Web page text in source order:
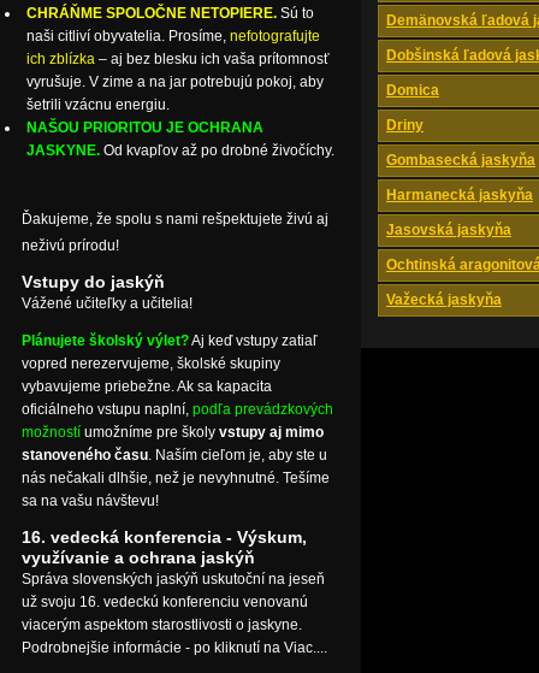
Demänovská ľadová
Dobšinská ľadová
Domica
Driny
Gombasecká jaskyňa
Harmanecká jaskyňa
Jasovská jaskyňa
Ochtinská
Važecká jaskyňa
CHRÁŇME SPOLOČNE NETOPIERE. Sú to
naši citliví obyvatelia. Prosíme, nefotografujte
ich zblízka – aj bez blesku ich vaša prítomnosť
vyrušuje. V zime a na jar potrebujú pokoj, aby
šetrili vzácnu energiu.
NAŠOU PRIORITOU JE OCHRANA
JASKYNE. Od kvapľov až po drobné živočíchy.
Ďakujeme, že spolu s nami rešpektujete živú aj
neživú prírodu!
Vstupy do jaskýň
Vážené učiteľky a učitelia!
Plánujete školský výlet?Aj keď vstupy zatiaľ
vopred nerezervujeme, školské skupiny
vybavujeme priebežne. Ak sa kapacita
oficiálneho vstupu naplní, podľa prevádzkových
možností umožníme pre školy vstupy aj mimo
stanoveného času. Naším cieľom je, aby ste u
nás nečakali dlhšie, než je nevyhnutné. Tešíme
sa na vašu návštevu!
16. vedecká konferencia - Výskum,
využívanie a ochrana jaskýň
Správa slovenských jaskýň uskutoční na jeseň
už svoju 16. vedeckú konferenciu venovanú
viacerým aspektom starostlivosti o jaskyne.
Podrobnejšie informácie - po kliknutí na Viac....